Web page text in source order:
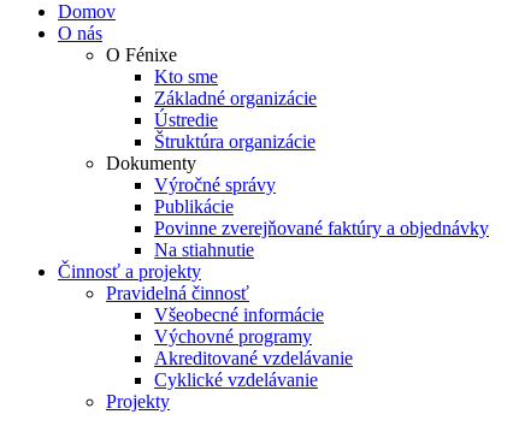
Domov
O nás
O Fénixe
Kto sme
Základné organizácie
Ústredie
Štruktúra organizácie
Dokumenty
Výročné správy
Publikácie
Povinne zverejňované faktúry a objednávky
Na stiahnutie
Činnosť a projekty
Pravidelná činnosť
Všeobecné informácie
Výchovné programy
Akreditované vzdelávanie
Cyklické vzdelávanie
Projekty